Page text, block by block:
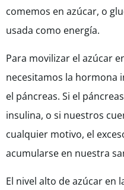
comemos en azúcar, o
usada como energía.
Para movilizar el azúcar
necesitamos la hormona
el páncreas. Si el
insulina, o si nuestros
cualquier motivo, el
acumularse en nuestra
El nivel alto de azúcar en